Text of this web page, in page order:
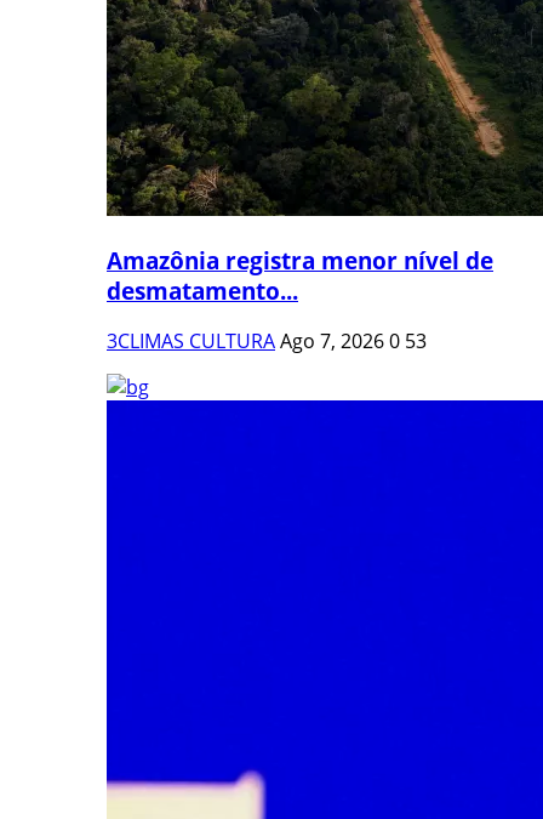
Amazônia registra menor nível de
desmatamento...
3CLIMAS CULTURAAgo 7, 20260 53